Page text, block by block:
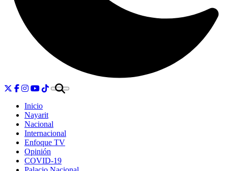
Inicio
Nayarit
Nacional
Internacional
Enfoque TV
Opinión
COVID-19